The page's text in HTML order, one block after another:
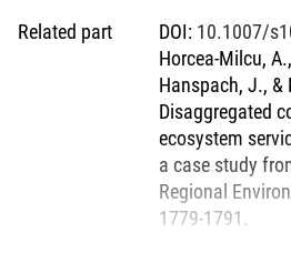
Related part DOI: 10.1007/
Horcea-Milcu,
Hanspach, J., &
Disaggregated
ecosystem
a case study
Regional
1779-1791.
künftig eine Konflikt- oder
sie unangemessen verwaltet wird.
Kleinbauern eine wesentliche
der Mensch-Natur-Beziehung
Land und den daraus
aber ihre Werte und ihr Lebensstil